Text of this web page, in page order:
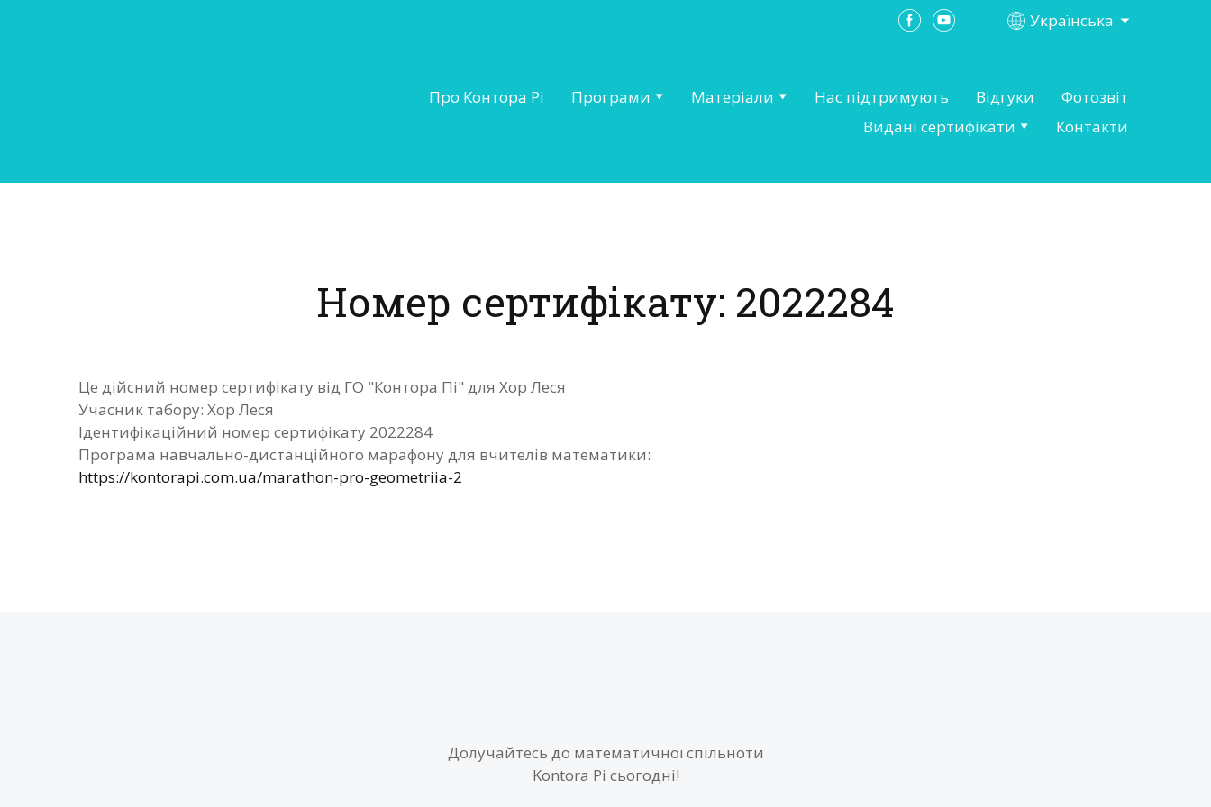
Українська
Про Контора Рі Програми Матеріали Нас підтримують Відгуки
Фотозвіт
Видані сертифікати
Контакти
Номер сертифікату: 2022284
Це дійсний номер сертифікату від ГО "Контора Пі" для Хор Леся
Учасник табору: Хор Леся
Ідентифікаційний номер сертифікату 2022284
Програма навчально-дистанційного марафону для вчителів математики:
https://kontorapi.com.ua/marathon-pro-geometriia-2
Долучайтесь до математичної спільноти
Kontora Pi сьогодні!